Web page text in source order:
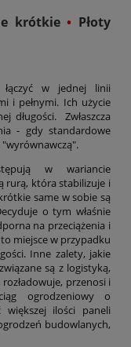
krótkie• Płoty
łączyć w jednej linii
i pełnymi. Ich użycie
długości. Zwłaszcza
- gdy standardowe
"wyrównawczą".
w wariancie
rurą, która stabilizuje i
same w sobie są
o tym właśnie
na przeciążenia i
miejsce w przypadku
Inne zalety, jakie
są z logistyką,
przenosi i
ogrodzeniowy o
większej ilości paneli
budowlanych,